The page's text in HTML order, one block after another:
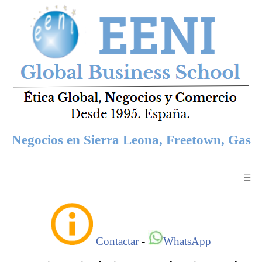
Negocios en Sierra Leona, Freetown, Gas
☰
Contactar- WhatsApp